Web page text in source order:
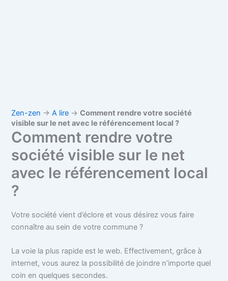
Zen-zen →A lire →Comment rendre votre société
visible sur le net avec le référencement local ?
Comment rendre votre
société visible sur le net
avec le référencement local
?
Votre société vient d’éclore et vous désirez vous faire
connaître au sein de votre commune ?
La voie la plus rapide est le web. Effectivement, grâce à
internet, vous aurez la possibilité de joindre n’importe quel
coin en quelques secondes.